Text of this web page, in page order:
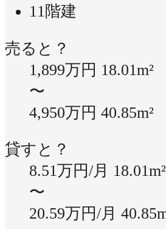
11階建
売ると？
1,899万円 18.01m²
〜
4,950万円 40.85m²
貸すと？
8.51万円/月 18.01m²
〜
20.59万円/月